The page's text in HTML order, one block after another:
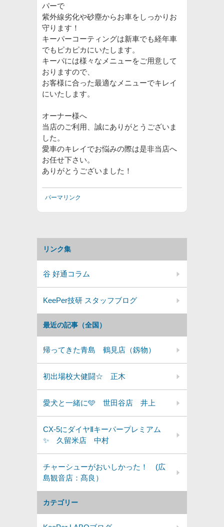
パーで
紫外線劣化や砂塵からお車をしっかりお
守ります！
キーパーコーティングは新車でも経年車
でもピカピカにいたします。
キーパには様々なメニューをご用意して
おりますので、
お客様に合った最適なメニューでキレイ
にいたします。
オーナー様へ
当店のご利用、誠にありがとうございま
した。
愛車のキレイでお悩みの際は是非当店へ
お任せ下さい。
ありがとうございました！
パーマリンク
カテゴリー
最近の記事（全国）
帰ってきた青島 鶴見店（釼物）
初出場校大健闘☆ 正木
愛犬と一緒に🩵 世田谷店 井上
CX-5にダイヤⅡキーパープレミアム
✨️ 久留米店 中村
チャーシューがおいしかった！ (広
島観音店：髙良）
リンク集
谷 好通コラム
KeePer技研 スタッフブログ